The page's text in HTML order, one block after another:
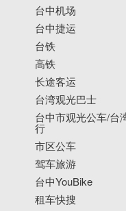
台中机场
台中捷运
台铁
高铁
长途客运
台湾观光巴士
台中市观光公车/台
行
市区公车
驾车旅游
台中YouBike
租车快搜